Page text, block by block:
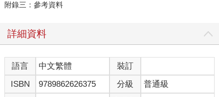
附錄三：參考資料
詳細資料
語言 中文繁體
裝訂
ISBN
9789862626375 分級 普通級